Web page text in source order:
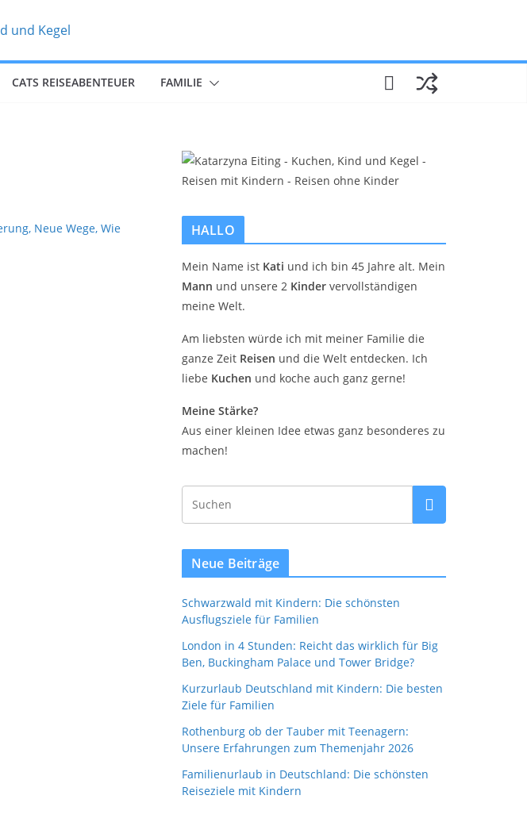
CATS REISEABENTEUER FAMILIE
HALLO
Mein Name ist Kati und ich bin 45 Jahre alt. Mein
Mann und unsere 2 Kinder vervollständigen
meine Welt.
Am liebsten würde ich mit meiner Familie die
ganze Zeit Reisen und die Welt entdecken. Ich
liebe Kuchen und koche auch ganz gerne!
Meine Stärke?
Aus einer kleinen Idee etwas ganz besonderes zu
machen!
Neue Beiträge
Schwarzwald mit Kindern: Die schönsten
Ausflugsziele für Familien
London in 4 Stunden: Reicht das wirklich für Big
Ben, Buckingham Palace und Tower Bridge?
Kurzurlaub Deutschland mit Kindern: Die besten
Ziele für Familien
Rothenburg ob der Tauber mit Teenagern:
Unsere Erfahrungen zum Themenjahr 2026
Familienurlaub in Deutschland: Die schönsten
Reiseziele mit Kindern